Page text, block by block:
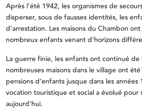
Après l’été 1942, les organismes de
disperser, sous de fausses identités, les
d’arrestation. Les maisons du Chambon
nombreux enfants venant d’horizons
La guerre finie, les enfants ont continué
nombreuses maisons dans le village ont
pensions d’enfants jusque dans les
vocation touristique et social a évolué
aujourd’hui.